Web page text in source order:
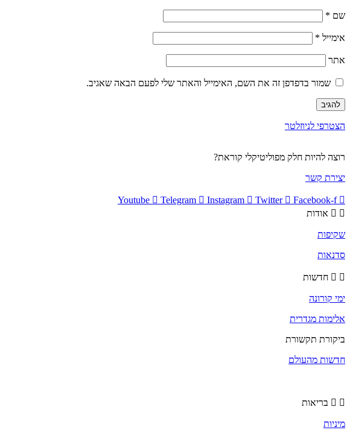
שם *
אימייל *
אתר
שמור בדפדפן זה את השם, האימייל והאתר שלי לפעם הבאה שאגיב.
הצטרפי לניוזלטר
רוצה להיות חלק מפוליטיקלי קוראת?
יצירת קשר
Youtube Telegram Instagram Twitter
Facebook-f
אודות
שקיפות
סדנאות
חדשות
ימי קורונה
אלימות מגדרית
ביקורת תקשורת
חדשות מהעולם
בריאות
מיניות